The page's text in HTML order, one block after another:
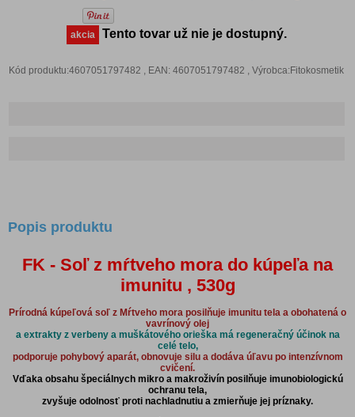
akcia Tento tovar už nie je dostupný.
Kód produktu:4607051797482 , EAN: 4607051797482 , Výrobca:Fitokosmetik
Popis produktu
FK - Soľ z mŕtveho mora do kúpeľa na
imunitu , 530g
Prírodná kúpeľová soľ z Mŕtveho mora posilňuje imunitu tela a obohatená o
vavrínový olej
a extrakty z verbeny a muškátového orieška má regeneračný účinok na
celé telo,
podporuje pohybový aparát, obnovuje silu a dodáva úľavu po intenzívnom
cvičení.
Vďaka obsahu špeciálnych mikro a makroživín posilňuje imunobiologickú
ochranu tela,
zvyšuje odolnosť proti nachladnutiu a zmierňuje jej príznaky.